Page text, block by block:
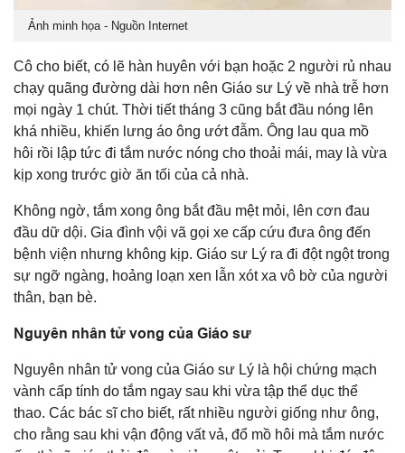
Ảnh minh họa - Nguồn Internet
Cô cho biết, có lẽ hàn huyên với bạn hoặc 2 người rủ nhau
chạy quãng đường dài hơn nên Giáo sư Lý về nhà trễ hơn
mọi ngày 1 chút. Thời tiết tháng 3 cũng bắt đầu nóng lên
khá nhiều, khiến lưng áo ông ướt đẫm. Ông lau qua mồ
hôi rồi lập tức đi tắm nước nóng cho thoải mái, may là vừa
kịp xong trước giờ ăn tối của cả nhà.
Không ngờ, tắm xong ông bắt đầu mệt mỏi, lên cơn đau
đầu dữ dội. Gia đình vội vã gọi xe cấp cứu đưa ông đến
bệnh viện nhưng không kịp. Giáo sư Lý ra đi đột ngột trong
sự ngỡ ngàng, hoảng loạn xen lẫn xót xa vô bờ của người
thân, bạn bè.
Nguyên nhân tử vong của Giáo sư
Nguyên nhân tử vong của Giáo sư Lý là hội chứng mạch
vành cấp tính do tắm ngay sau khi vừa tập thể dục thể
thao. Các bác sĩ cho biết, rất nhiều người giống như ông,
cho rằng sau khi vận động vất vả, đổ mồ hôi mà tắm nước